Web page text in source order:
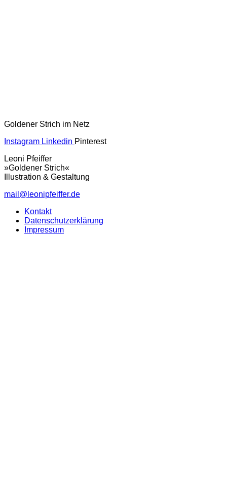
Goldener Strich im Netz
Instagram Linkedin Pinterest
Leoni Pfeiffer
»Goldener Strich«
Illustration & Gestaltung
mail@leonipfeiffer.de
Kontakt
Datenschutzerklärung
Impressum